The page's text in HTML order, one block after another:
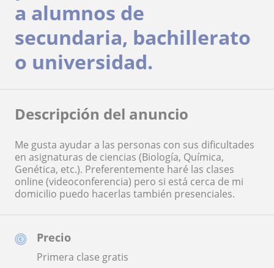
Precio
Primera clase gratis
a alumnos de
secundaria, bachillerato
o universidad.
Descripción del anuncio
Me gusta ayudar a las personas con sus dificultades
en asignaturas de ciencias (Biología, Química,
Genética, etc.). Preferentemente haré las clases
online (videoconferencia) pero si está cerca de mi
domicilio puedo hacerlas también presenciales.